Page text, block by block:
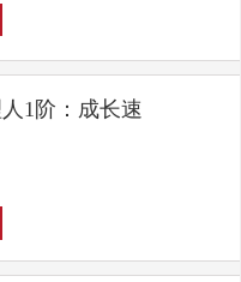
人1阶：成长速